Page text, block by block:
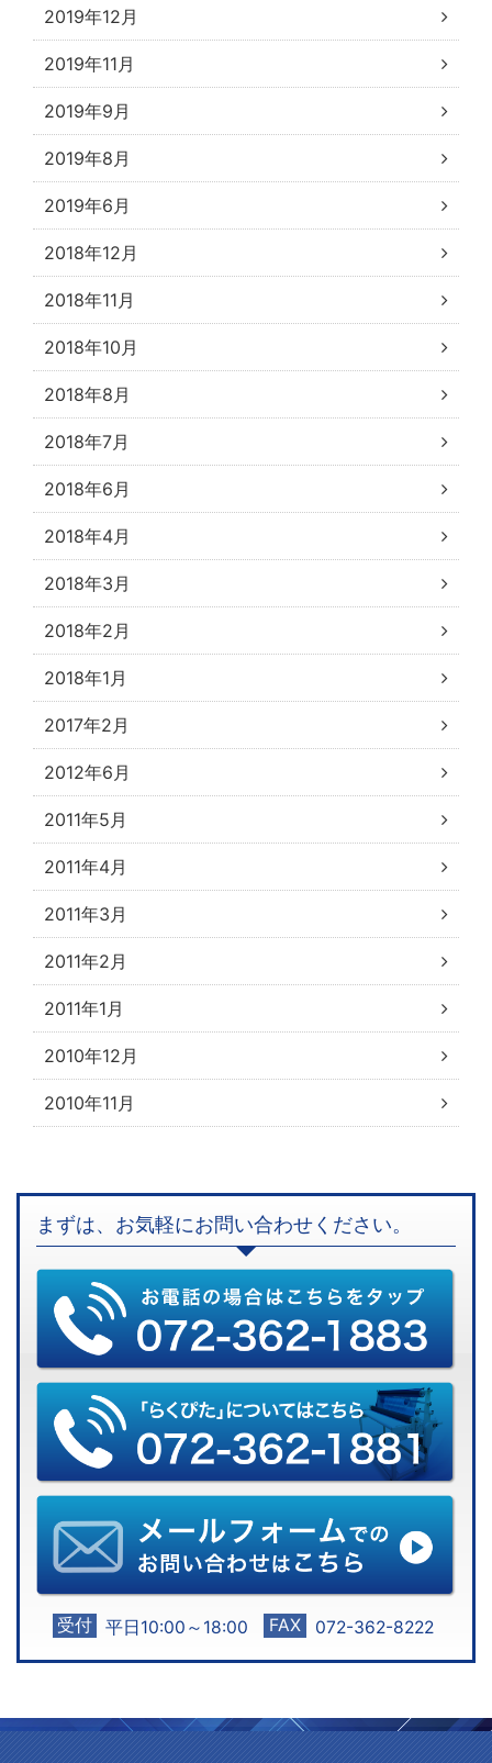
2019年12月
2019年11月
2019年9月
2019年8月
2019年6月
2018年12月
2018年11月
2018年10月
2018年8月
2018年7月
2018年6月
2018年4月
2018年3月
2018年2月
2018年1月
2017年2月
2012年6月
2011年5月
2011年4月
2011年3月
2011年2月
2011年1月
2010年12月
2010年11月
まずは、お気軽にお問い合わせください。
受付 平日10:00～18:00 FAX 072-362-8222